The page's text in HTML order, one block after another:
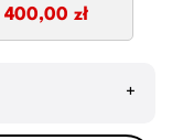
400,00 zł
+